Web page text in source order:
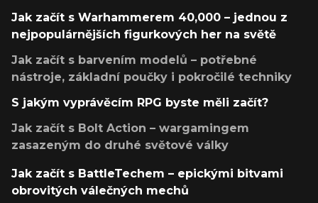
Jak začít s Warhammerem 40,000 – jednou z
nejpopulárnějších figurkových her na světě
Jak začít s barvením modelů – potřebné
nástroje, základní poučky i pokročilé techniky
S jakým vyprávěcím RPG byste měli začít?
Jak začít s Bolt Action – wargamingem
zasazeným do druhé světové války
Jak začít s BattleTechem – epickými bitvami
obrovitých válečných mechů